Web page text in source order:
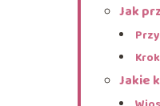
Jak
Jakie